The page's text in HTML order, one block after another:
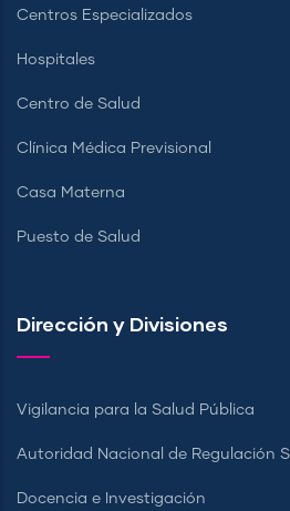
Centros Especializados
Hospitales
Centro de Salud
Clínica Médica Previsional
Casa Materna
Puesto de Salud
Dirección y Divisiones
Vigilancia para la Salud Pública
Autoridad Nacional de Regulación
Docencia e Investigación